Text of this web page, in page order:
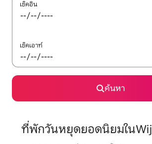
เช็คอิน
เช็คเอาท์
ค้นหา
ที่พักวันหยุดยอดนิยมใน